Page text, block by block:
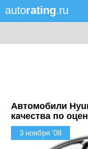
autorating.ru
Автомобили
качества по
3 ноября '08